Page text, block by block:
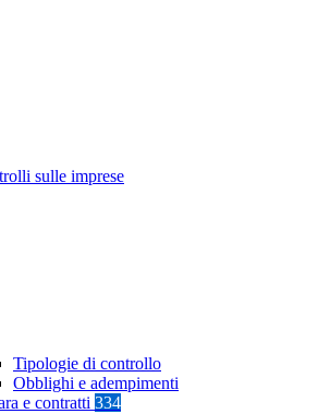
sulle imprese
Tipologie di controllo
Obblighi e adempimenti
e contratti 334